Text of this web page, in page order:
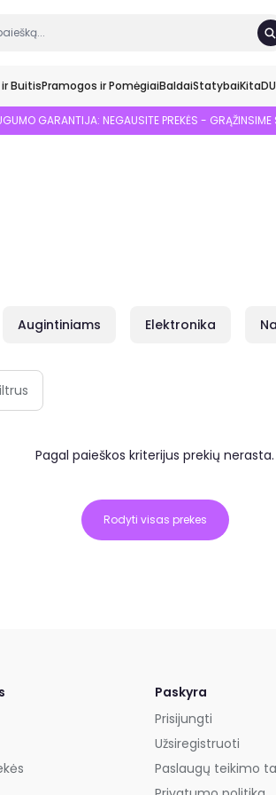
BuitisPramogos ir PomėgiaiBaldaiStatybaiKita
GARANTIJA: NEGAUSITE PREKĖS - GRĄŽINSIME
Augintiniams Elektronika
Pagal paieškos kriterijus prekių nerasta.
Rodyti visas prekes
Paskyra
Prisijungti
Užsiregistruoti
Paslaugų teikimo